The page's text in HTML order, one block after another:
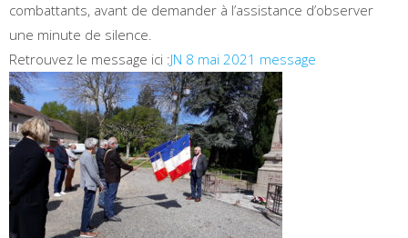
combattants, avant de demander à l’assistance d’observer
une minute de silence.
Retrouvez le message ici :JN 8 mai 2021 message